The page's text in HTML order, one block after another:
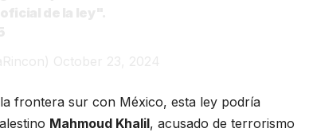
frontera sur con México, esta ley podría
Mahmoud Khalil, acusado de terrorismo